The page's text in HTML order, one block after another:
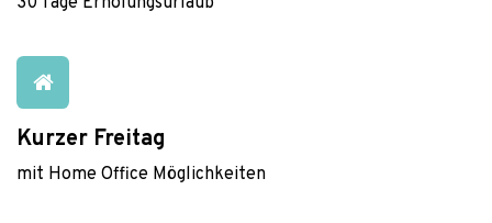
Kurzer Freitag
mit Home Office Möglichkeiten